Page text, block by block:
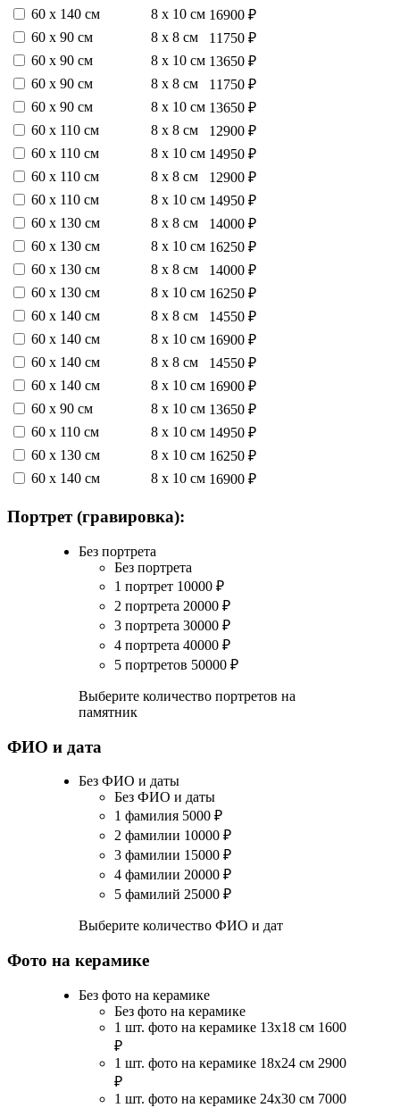
60 х 140 см
8 х 10 см 16900 ₽
60 х 90 см
8 х 8 см
11750 ₽
60 х 90 см
8 х 10 см 13650 ₽
60 х 90 см
8 х 8 см
11750 ₽
60 х 90 см
8 х 10 см 13650 ₽
60 х 110 см
8 х 8 см
12900 ₽
60 х 110 см
8 х 10 см 14950 ₽
60 х 110 см
8 х 8 см
12900 ₽
60 х 110 см
8 х 10 см 14950 ₽
60 х 130 см
8 х 8 см
14000 ₽
60 х 130 см
8 х 10 см 16250 ₽
60 х 130 см
8 х 8 см
14000 ₽
60 х 130 см
8 х 10 см 16250 ₽
60 х 140 см
8 х 8 см
14550 ₽
60 х 140 см
8 х 10 см 16900 ₽
60 х 140 см
8 х 8 см
14550 ₽
60 х 140 см
8 х 10 см 16900 ₽
60 х 90 см
8 х 10 см 13650 ₽
60 х 110 см
8 х 10 см 14950 ₽
60 х 130 см
8 х 10 см 16250 ₽
60 х 140 см
8 х 10 см 16900 ₽
Портрет (гравировка):
Без портрета
Без портрета
1 портрет 10000 ₽
2 портрета 20000 ₽
3 портрета 30000 ₽
4 портрета 40000 ₽
5 портретов 50000 ₽
Выберите количество портретов на
памятник
ФИО и дата
Без ФИО и даты
Без ФИО и даты
1 фамилия 5000 ₽
2 фамилии 10000 ₽
3 фамилии 15000 ₽
4 фамилии 20000 ₽
5 фамилий 25000 ₽
Выберите количество ФИО и дат
Фото на керамике
Без фото на керамике
Без фото на керамике
1 шт. фото на керамике 13х18 см 1600
₽
1 шт. фото на керамике 18х24 см 2900
₽
1 шт. фото на керамике 24х30 см 7000